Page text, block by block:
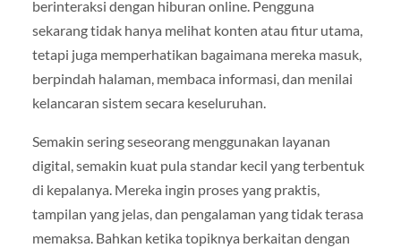
berinteraksi dengan hiburan online. Pengguna
sekarang tidak hanya melihat konten atau fitur utama,
tetapi juga memperhatikan bagaimana mereka masuk,
berpindah halaman, membaca informasi, dan menilai
kelancaran sistem secara keseluruhan.
Semakin sering seseorang menggunakan layanan
digital, semakin kuat pula standar kecil yang terbentuk
di kepalanya. Mereka ingin proses yang praktis,
tampilan yang jelas, dan pengalaman yang tidak terasa
memaksa. Bahkan ketika topiknya berkaitan dengan